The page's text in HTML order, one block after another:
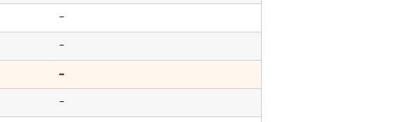
-
-
-
-